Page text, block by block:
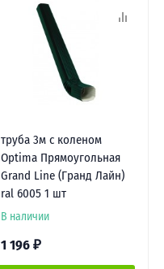
труба 3м с коленом
Optima Прямоугольная
Grand Line (Гранд Лайн)
ral 6005 1 шт
В наличии
1 196 ₽